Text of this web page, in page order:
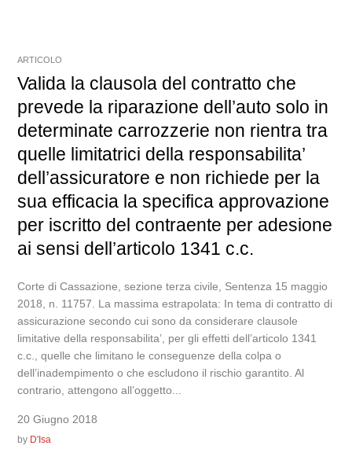
ARTICOLO
Valida la clausola del contratto che
prevede la riparazione dell’auto solo in
determinate carrozzerie non rientra tra
quelle limitatrici della responsabilita’
dell’assicuratore e non richiede per la
sua efficacia la specifica approvazione
per iscritto del contraente per adesione
ai sensi dell’articolo 1341 c.c.
Corte di Cassazione, sezione terza civile, Sentenza 15 maggio
2018, n. 11757. La massima estrapolata: In tema di contratto di
assicurazione secondo cui sono da considerare clausole
limitative della responsabilita’, per gli effetti dell’articolo 1341
c.c., quelle che limitano le conseguenze della colpa o
dell’inadempimento o che escludono il rischio garantito. Al
contrario, attengono all’oggetto...
20 Giugno 2018
by D'Isa